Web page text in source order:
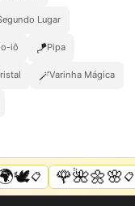
Lugar
Io-iô 🪁Pipa
🪄Varinha Mágica
📋 🌹🌺🌼🌸📋